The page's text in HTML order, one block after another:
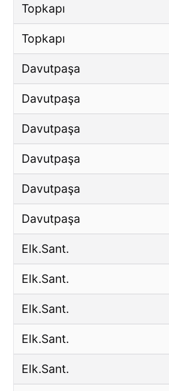
Topkapı
Topkapı
Davutpaşa
Davutpaşa
Davutpaşa
Davutpaşa
Davutpaşa
Davutpaşa
Elk.Sant.
Elk.Sant.
Elk.Sant.
Elk.Sant.
Elk.Sant.